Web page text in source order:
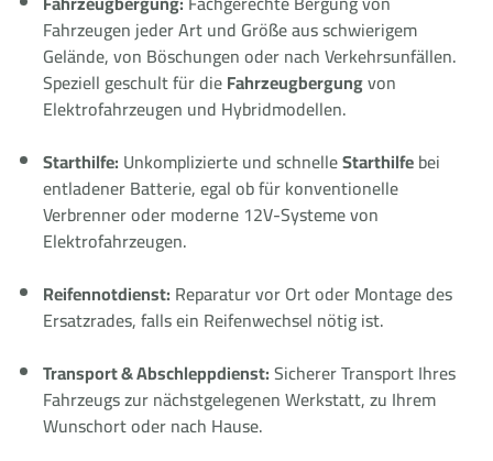
Fahrzeugen jeder Art und Größe aus schwierigem
Gelände, von Böschungen oder nach Verkehrsunfällen.
Speziell geschult für dieFahrzeugbergungvon
Elektrofahrzeugen und Hybridmodellen.
Starthilfe: Unkomplizierte und schnelleStarthilfebei
entladener Batterie, egal ob für konventionelle
Verbrenner oder moderne 12V-Systeme von
Elektrofahrzeugen.
Reifennotdienst: Reparatur vor Ort oder Montage des
Ersatzrades, falls ein Reifenwechsel nötig ist.
Transport & Abschleppdienst:Sicherer Transport Ihres
Fahrzeugs zur nächstgelegenen Werkstatt, zu Ihrem
Wunschort oder nach Hause.